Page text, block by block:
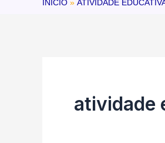
INÍCIO ATIVIDADE
atividade